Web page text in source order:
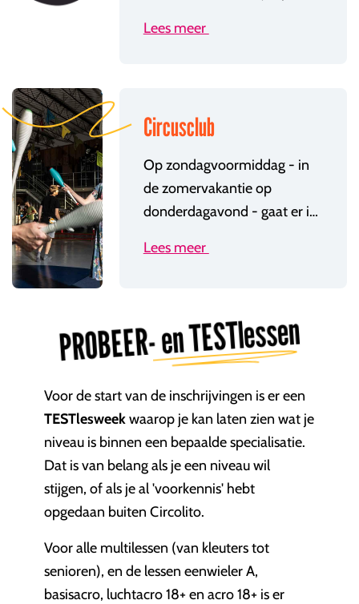
Lees meer
Circusclub
Op zondagvoormiddag - in
de zomervakantie op
donderdagavond - gaat er in de Hangar in Mechelen de Circusclub door! Iedereen is dan welkom om vrij te trainen. Het ideale moment om die ene truc te oefenen die je in de les net niet onder de knie kreeg! Ook diegene die geen wekelijkse les (meer) volgen zijn welkom om te komen oefenen.
Lees meer
PROBEER- en TESTlessen
Voor de start van de inschrijvingen is er een
TESTlesweekwaarop je kan laten zien wat je
niveau is binnen een bepaalde specialisatie.
Dat is van belang als je een niveau wil
stijgen, of als je al 'voorkennis' hebt
opgedaan buiten Circolito.
Voor alle multilessen (van kleuters tot
senioren), en de lessen eenwieler A,
basisacro, luchtacro 18+ en acro 18+ is er